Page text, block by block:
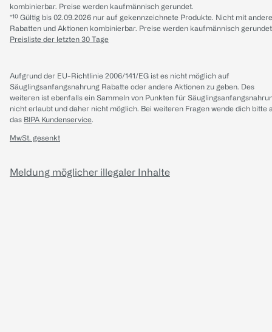
kombinierbar. Preise werden kaufmännisch gerundet.
*¹⁰ Gültig bis 02.09.2026 nur auf gekennzeichnete Produkte. Nicht mit
Rabatten und Aktionen kombinierbar. Preise werden kaufmännisch
Preisliste der letzten 30 Tage
Aufgrund der EU-Richtlinie 2006/141/EG ist es nicht möglich auf
Säuglingsanfangsnahrung Rabatte oder andere Aktionen zu geben. Des
weiteren ist ebenfalls ein Sammeln von Punkten für
nicht erlaubt und daher nicht möglich. Bei weiteren Fragen wende dich bitte
das BIPA Kundenservice.
MwSt. gesenkt
Meldung möglicher illegaler Inhalte